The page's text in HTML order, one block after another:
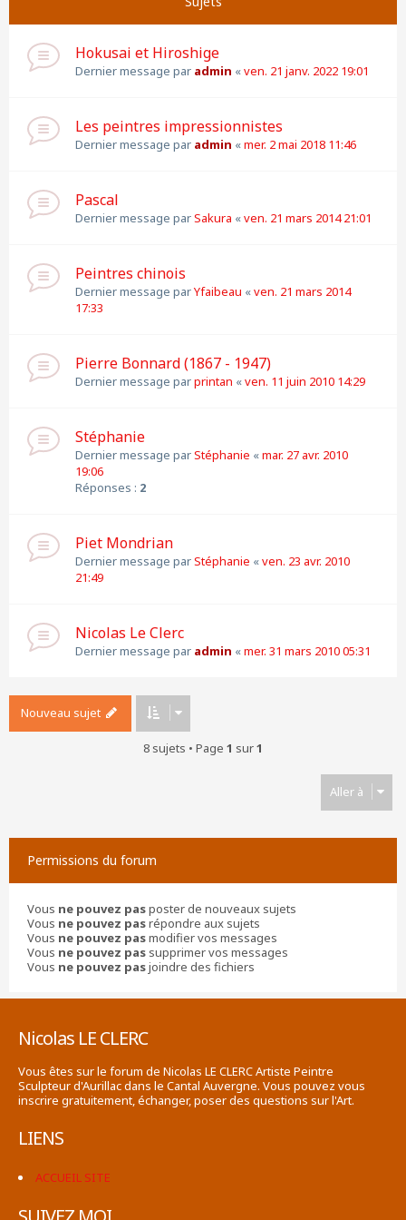
Hokusai et Hiroshige
Dernier message par admin «ven. 21 janv. 2022 19:01
Les peintres impressionnistes
Dernier message par admin «mer. 2 mai 2018 11:46
Pascal
Dernier message parSakura «ven. 21 mars 2014 21:01
Peintres chinois
Dernier message parYfaibeau «ven. 21 mars 2014
17:33
Pierre Bonnard (1867 - 1947)
Dernier message parprintan «ven. 11 juin 2010 14:29
Stéphanie
Dernier message parStéphanie «mar. 27 avr. 2010
19:06
Réponses : 2
Piet Mondrian
Dernier message parStéphanie «ven. 23 avr. 2010
21:49
Nicolas Le Clerc
Dernier message par admin «mer. 31 mars 2010 05:31
Nouveau sujet
8 sujets • Page 1 sur1
Aller à
Permissions du forum
Vous ne pouvez pasposter de nouveaux sujets
Vous ne pouvez pasrépondre aux sujets
Vous ne pouvez pasmodifier vos messages
Vous ne pouvez pas supprimer vos messages
Vous ne pouvez pasjoindre des fichiers
Nicolas LE CLERC
Vous êtes sur le forum de Nicolas LE CLERC Artiste Peintre
Sculpteur d'Aurillac dans le Cantal Auvergne. Vous pouvez vous
inscrire gratuitement, échanger, poser des questions sur l'Art.
LIENS
ACCUEIL SITE